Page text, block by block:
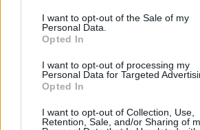
I want to opt-out of the Sale of my
Personal Data.
Opted In
I want to opt-out of processing my
Personal Data for Targeted
Opted In
I want to opt-out of Collection, Use,
Retention, Sale, and/or Sharing of
ΣΤΗΝ ΙΔΙΑ ΚΑΤΗΓΟΡΙΑ
ΕΙΔΗΣΕΙΣ ΑΠΟΚΛΕΙΣΤΙΚΑ